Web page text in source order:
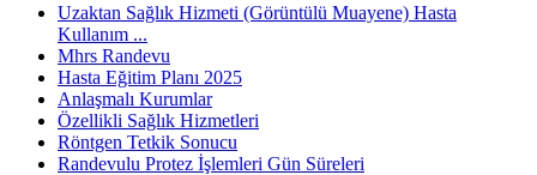
Uzaktan Sağlık Hizmeti (Görüntülü Muayene) Hasta
Kullanım ...
Mhrs Randevu
Hasta Eğitim Planı 2025
Anlaşmalı Kurumlar
Özellikli Sağlık Hizmetleri
Röntgen Tetkik Sonucu
Randevulu Protez İşlemleri Gün Süreleri